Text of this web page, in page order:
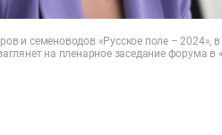
и семеноводов «Русское поле – 2024»,
на пленарное заседание форума в